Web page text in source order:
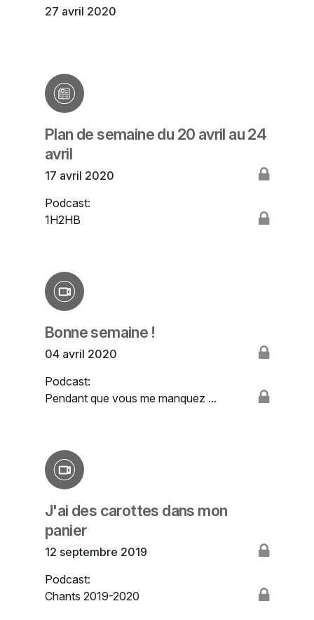
27 avril 2020
Plan de semaine du 20 avril au 24
avril
17 avril 2020
Podcast:
1H2HB
Bonne semaine !
04 avril 2020
Podcast:
Pendant que vous me manquez ...
J'ai des carottes dans mon
panier
12 septembre 2019
Podcast:
Chants 2019-2020